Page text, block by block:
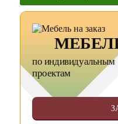
по индивидуальным
проектам